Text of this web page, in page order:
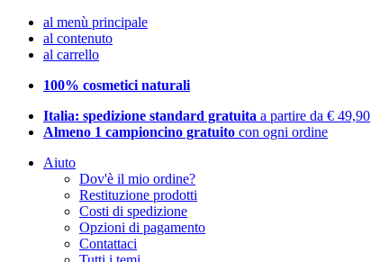
al menù principale
al contenuto
al carrello
100% cosmetici naturali
Italia: spedizione standard gratuita a partire da € 49,90
Almeno 1 campioncino gratuito con ogni ordine
Aiuto
Dov'è il mio ordine?
Restituzione prodotti
Costi di spedizione
Opzioni di pagamento
Contattaci